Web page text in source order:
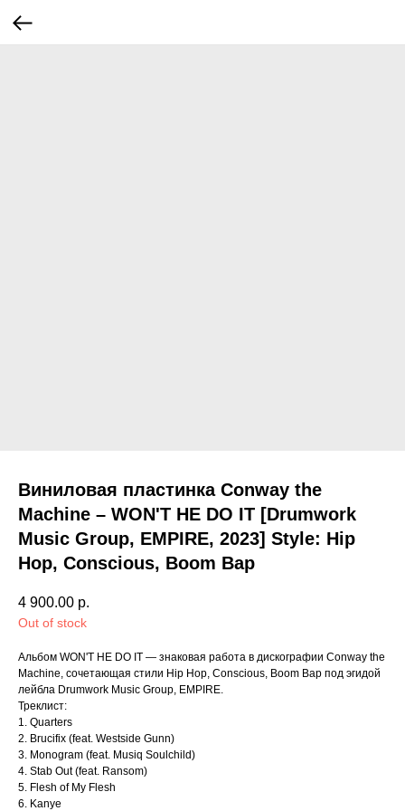
Виниловая пластинка Conway the
Machine – WON'T HE DO IT [Drumwork
Music Group, EMPIRE, 2023] Style: Hip
Hop, Conscious, Boom Bap
4 900.00 р.
Out of stock
Альбом WON'T HE DO IT — знаковая работа в дискографии Conway the
Machine, сочетающая стили Hip Hop, Conscious, Boom Bap под эгидой
лейбла Drumwork Music Group, EMPIRE.
Треклист:
1. Quarters
2. Brucifix (feat. Westside Gunn)
3. Monogram (feat. Musiq Soulchild)
4. Stab Out (feat. Ransom)
5. Flesh of My Flesh
6. Kanye